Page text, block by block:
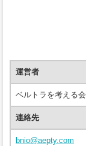
運営者
ベルトラを考える会
連絡先
bnio@aepty.com